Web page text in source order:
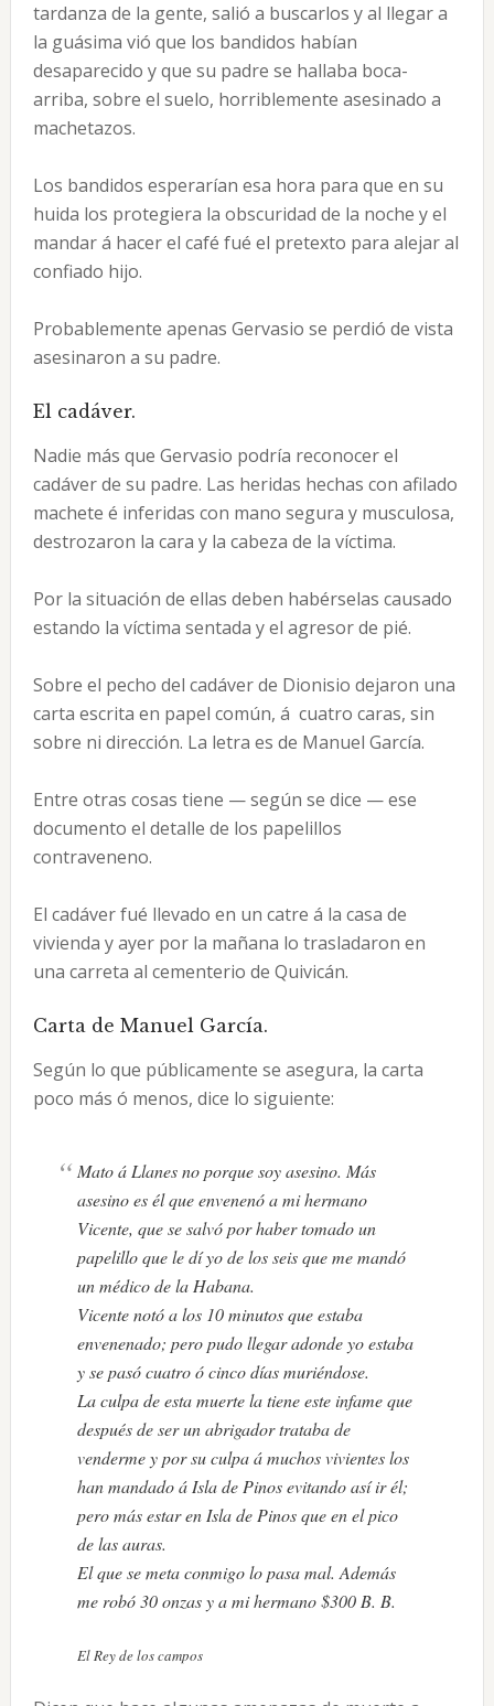
tardanza de la gente, salió a buscarlos y al llegar a
la guásima vió que los bandidos habían
desaparecido y que su padre se hallaba boca-
arriba, sobre el suelo, horriblemente asesinado a
machetazos.
Los bandidos esperarían esa hora para que en su
huida los protegiera la obscuridad de la noche y el
mandar á hacer el café fué el pretexto para alejar al
confiado hijo.
Probablemente apenas Gervasio se perdió de vista
asesinaron a su padre.
El cadáver.
Nadie más que Gervasio podría reconocer el
cadáver de su padre. Las heridas hechas con afilado
machete é inferidas con mano segura y musculosa,
destrozaron la cara y la cabeza de la víctima.
Por la situación de ellas deben habérselas causado
estando la víctima sentada y el agresor de pié.
Sobre el pecho del cadáver de Dionisio dejaron una
carta escrita en papel común, á cuatro caras, sin
sobre ni dirección. La letra es de Manuel García.
Entre otras cosas tiene — según se dice — ese
documento el detalle de los papelillos
contraveneno.
El cadáver fué llevado en un catre á la casa de
vivienda y ayer por la mañana lo trasladaron en
una carreta al cementerio de Quivicán.
Carta de Manuel García.
Según lo que públicamente se asegura, la carta
poco más ó menos, dice lo siguiente:
Mato á Llanes no porque soy asesino. Más
asesino es él que envenenó a mi hermano
Vicente, que se salvó por haber tomado un
papelillo que le dí yo de los seis que me mandó
un médico de la Habana.
Vicente notó a los 10 minutos que estaba
envenenado; pero pudo llegar adonde yo estaba
y se pasó cuatro ó cinco días muriéndose.
La culpa de esta muerte la tiene este infame que
después de ser un abrigador trataba de
venderme y por su culpa á muchos vivientes los
han mandado á Isla de Pinos evitando así ir él;
pero más estar en Isla de Pinos que en el pico
de las auras.
El que se meta conmigo lo pasa mal. Además
me robó 30 onzas y a mi hermano $300 B. B.
El Rey de los campos